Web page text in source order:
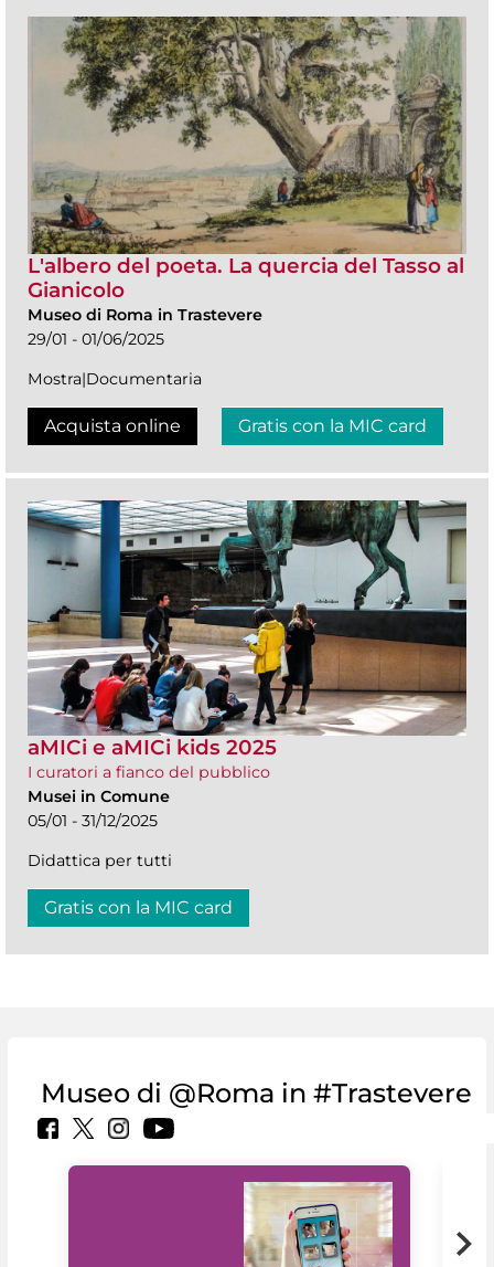
L'albero del poeta. La quercia del Tasso al
Gianicolo
Museo di Roma in Trastevere
29/01 - 01/06/2025
Mostra|Documentaria
Acquista online Gratis con la MIC card
aMICi e aMICi kids 2025
I curatori a fianco del pubblico
Musei in Comune
05/01 - 31/12/2025
Didattica per tutti
Gratis con la MIC card
Museo di @Roma in #Trastevere